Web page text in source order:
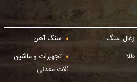
زغال سنگ
سنگ آهن
طلا
تجهیزات و ماشین
آلات معدنی